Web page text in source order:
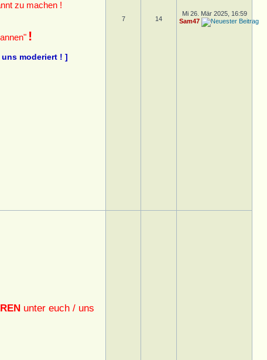
zu machen !
!
moderiert ! ]
7 14
Mi 26. Mär 2025, 16:59
Sam47
unter euch / uns